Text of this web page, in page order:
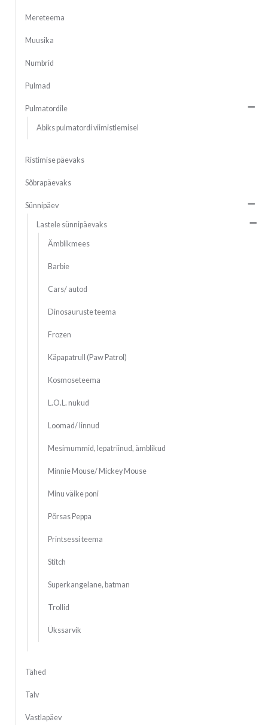
Mereteema
Muusika
Numbrid
Pulmad
Pulmatordile
Abiks pulmatordi viimistlemisel
Ristimise päevaks
Sõbrapäevaks
Sünnipäev
Lastele sünnipäevaks
Ämblikmees
Barbie
Cars/ autod
Dinosauruste teema
Frozen
Käpapatrull (Paw Patrol)
Kosmoseteema
L.O.L. nukud
Loomad/ linnud
Mesimummid, lepatriinud, ämblikud
Minnie Mouse/ Mickey Mouse
Minu väike poni
Põrsas Peppa
Printsessi teema
Stitch
Superkangelane, batman
Trollid
Ükssarvik
Tähed
Talv
Vastlapäev